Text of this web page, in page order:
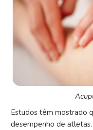
Estudos têm mostrado
desempenho de